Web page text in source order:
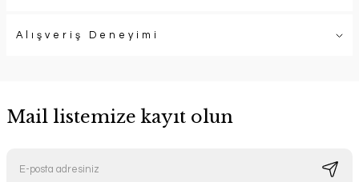
Alışveriş Deneyimi
Mail listemize kayıt olun